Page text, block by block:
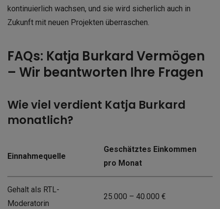
kontinuierlich wachsen, und sie wird sicherlich auch in
Zukunft mit neuen Projekten überraschen.
FAQs: Katja Burkard Vermögen
– Wir beantworten Ihre Fragen
Wie viel verdient Katja Burkard
monatlich?
Einnahmequelle
Geschätztes Einkommen
pro Monat
Gehalt als RTL-
Moderatorin
25.000 – 40.000 €